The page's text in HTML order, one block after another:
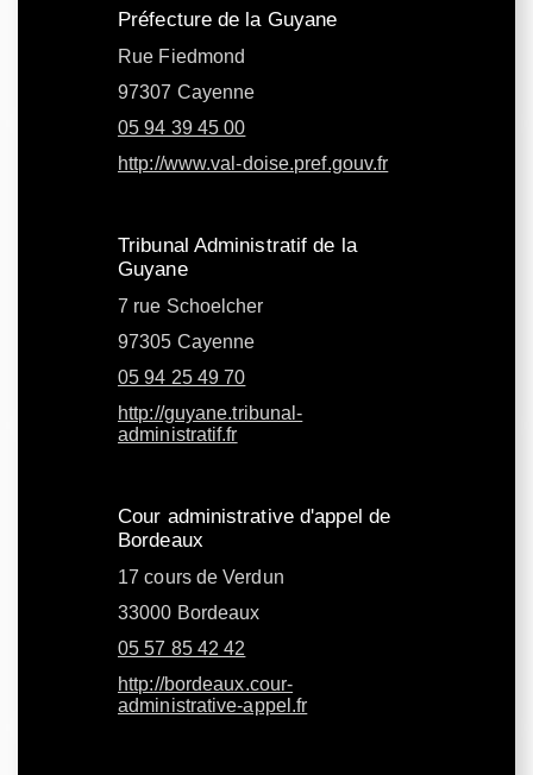
Préfecture de la Guyane
Rue Fiedmond
97307 Cayenne
05 94 39 45 00
http://www.val-doise.pref.gouv.fr
Tribunal Administratif de la
Guyane
7 rue Schoelcher
97305 Cayenne
05 94 25 49 70
http://guyane.tribunal-
administratif.fr
Cour administrative d'appel de
Bordeaux
17 cours de Verdun
33000 Bordeaux
05 57 85 42 42
http://bordeaux.cour-
administrative-appel.fr